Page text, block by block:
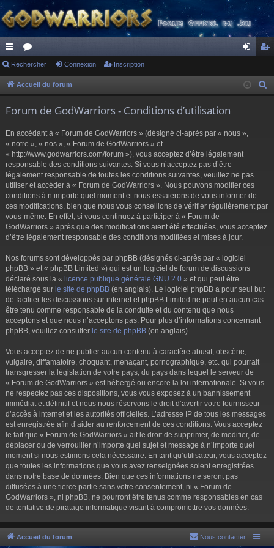
ac
co
s
or
u ne cri
Rechercher Connexion Inscription
Accueil du forum
Forum de GodWarriors - Conditions d’utilisation
En accédant à « Forum de GodWarriors » (désigné ci-après par « nous »,
« notre », « nos », « Forum de GodWarriors » et
« http://www.godwarriors.com/forum »), vous acceptez d’être légalement
responsable des conditions suivantes. Si vous n’acceptez pas d’être
légalement responsable de toutes les conditions suivantes, veuillez ne pas
utiliser et accéder à « Forum de GodWarriors ». Nous pouvons modifier ces
conditions à n’importe quel moment et nous essaierons de vous informer de
ces modifications, bien que nous vous conseillons de vérifier régulièrement par
vous-même. En effet, si vous continuez à participer à « Forum de
GodWarriors » après que des modifications aient été effectuées, vous acceptez
d’être légalement responsable des conditions modifiées et mises à jour.
Nos forums sont développés par phpBB (désignés ci-après par « logiciel
phpBB » et « phpBB Limited ») qui est un logiciel de forum de discussions
déclaré sous la « licence publique générale GNU 2.0 » et qui peut être
téléchargé sur le site de phpBB (en anglais). Le logiciel phpBB a pour seul but
de faciliter les discussions sur internet et phpBB Limited ne peut en aucun cas
être tenu comme responsable de la conduite et du contenu que nous
acceptons et que nous n’acceptons pas. Pour plus d’informations concernant
phpBB, veuillez consulter le site de phpBB (en anglais).
Vous acceptez de ne publier aucun contenu à caractère abusif, obscène,
vulgaire, diffamatoire, choquant, menaçant, pornographique, etc. qui pourrait
transgresser la législation de votre pays, du pays dans lequel le serveur de
« Forum de GodWarriors » est hébergé ou encore la loi internationale. Si vous
ne respectez pas ces dispositions, vous vous exposez à un bannissement
immédiat et définitif et nous nous réservons le droit d’avertir votre fournisseur
d’accès à internet et les autorités officielles. L’adresse IP de tous les messages
est enregistrée afin d’aider au renforcement de ces conditions. Vous acceptez
le fait que « Forum de GodWarriors » ait le droit de supprimer, de modifier, de
déplacer ou de verrouiller n’importe quel sujet et message à n’importe quel
moment si nous estimons cela nécessaire. En tant qu’utilisateur, vous acceptez
que toutes les informations que vous avez renseignées soient enregistrées
dans notre base de données. Bien que ces informations ne seront pas
diffusées à une tierce partie sans votre consentement, ni « Forum de
GodWarriors », ni phpBB, ne pourront être tenus comme responsables en cas
de tentative de piratage informatique visant à compromettre vos données.
Accueil du forum Nous contacter